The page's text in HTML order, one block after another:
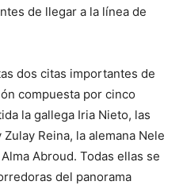
de llegar a la línea de
dos citas importantes de
compuesta por cinco
la gallega Iria Nieto, las
Reina, la alemana Nele
Abroud. Todas ellas se
del panorama